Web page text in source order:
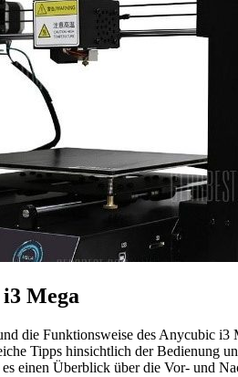
Mega
die Funktionsweise des Anycubic
Tipps hinsichtlich der Bedienung
einen Überblick über die Vor- und